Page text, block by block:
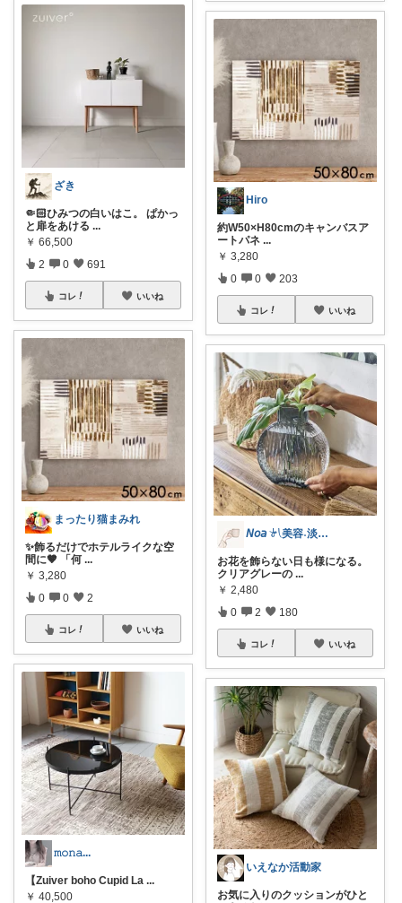
ざき
🤏🏻ひみつの白いはこ。 ぱかっ
と扉をあける ...
￥ 66,500
2 0 691
コレ いいね
まったり猫まみれ
✨飾るだけでホテルライクな空
間に🤎 「何 ...
￥ 3,280
0 0 2
コレ いいね
𝚖𝚘𝚗𝚊...
【Zuiver boho Cupid La ...
￥ 40,500
Hiro
約W50×H80cmのキャンバスア
ートパネ ...
￥ 3,280
0 0 203
コレ いいね
𝘕𝘰𝘢 𓍯美容˖淡色˖グレージュ
お花を飾らない日も様になる。
クリアグレーの ...
￥ 2,480
0 2 180
コレ いいね
いえなか活動家
お気に入りのクッションがひと